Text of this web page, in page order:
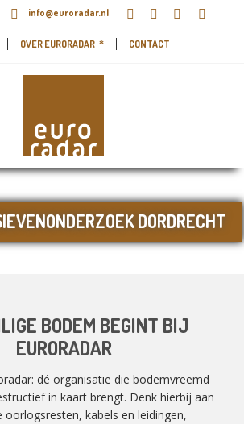
info@euroradar.nl
OVER EURORADAR CONTACT
DORDRECHT
BODEM BEGINT BIJ
EURORADAR
dé organisatie die bodemvreemd
in kaart brengt. Denk hierbij aan
kabels en leidingen,